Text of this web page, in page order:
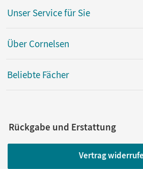
Unser Service für Sie
Über Cornelsen
Beliebte Fächer
Rückgabe und Erstattung
Vertrag